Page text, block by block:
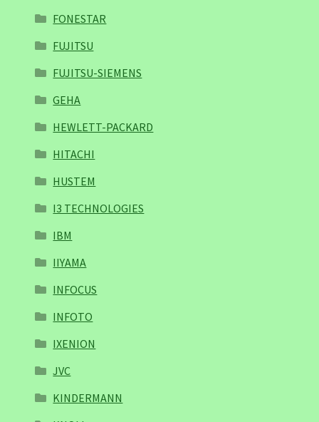
FONESTAR
FUJITSU
FUJITSU-SIEMENS
GEHA
HEWLETT-PACKARD
HITACHI
HUSTEM
I3 TECHNOLOGIES
IBM
IIYAMA
INFOCUS
INFOTO
IXENION
JVC
KINDERMANN